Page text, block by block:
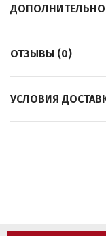
ДОПОЛНИТЕЛЬНО
ОТЗЫВЫ (0)
УСЛОВИЯ